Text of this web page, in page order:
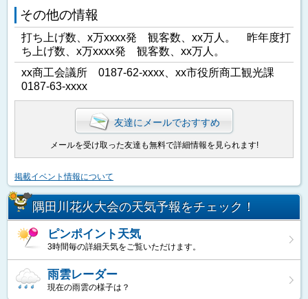
その他の情報
打ち上げ数、x万xxxx発 観客数、xx万人。 昨年度打
ち上げ数、x万xxxx発 観客数、xx万人。
xx商工会議所 0187-62-xxxx、xx市役所商工観光課
0187-63-xxxx
友達にメールでおすすめ
メールを受け取った友達も無料で詳細情報を見られます!
掲載イベント情報について
隅田川花火大会の天気予報をチェック！
ピンポイント天気
3時間毎の詳細天気をご覧いただけます。
雨雲レーダー
現在の雨雲の様子は？